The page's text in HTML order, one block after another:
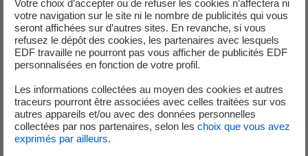
accompagnement solide. »
Célia tient également à déconstruire certaines idées
reçues :les métiers techniques du nucléaire ne sont ni
réservés aux hommes ni inaccessibles. La formation,
l’encadrement et le travail en équipe permettent à chacun
et chacune de trouver sa place et de développer ses
compétences.
En parallèle de son activité professionnelle, Célia est
Votre choix d’accepter ou de refuser les cookies n’affectera ni
votre navigation sur le site ni le nombre de publicités qui vous
seront affichées sur d’autres sites. En revanche, si vous
refusez le dépôt des cookies, les partenaires avec lesquels
EDF travaille ne pourront pas vous afficher de publicités EDF
personnalisées en fonction de votre profil.
Les informations collectées au moyen des cookies et autres
traceurs pourront être associées avec celles traitées sur vos
autres appareils et/ou avec des données personnelles
collectées par nos partenaires, selon les choix que vous avez
exprimés par ailleurs.